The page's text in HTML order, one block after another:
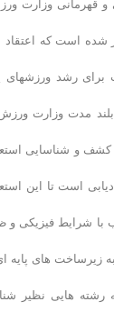
و قهرمانی وزارت
شده است که اعتقاد
رشد ورزشهای
مدت وزارت
و شناسایی
است تا این
شرایط فیزیکی و
به زیرساخت های
هایی نظیر